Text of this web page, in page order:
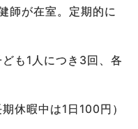
師が在室。定期的に
1人につき3回、各
暇中は1日100円）